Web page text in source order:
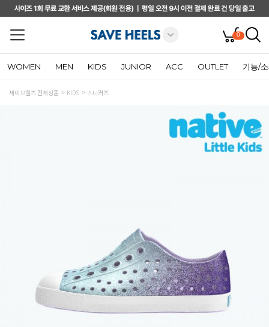
0
WOMEN MEN KIDS JUNIOR ACC OUTLET 기능/
세이브힐즈 전체상품 KIDS 스니커즈